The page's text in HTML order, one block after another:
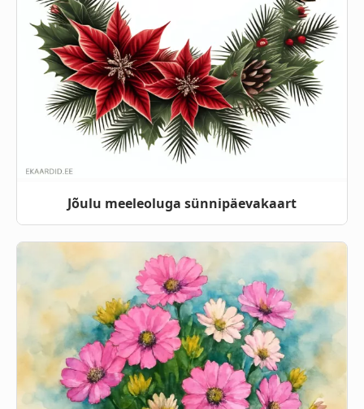
Jõulu meeleoluga sünnipäevakaart